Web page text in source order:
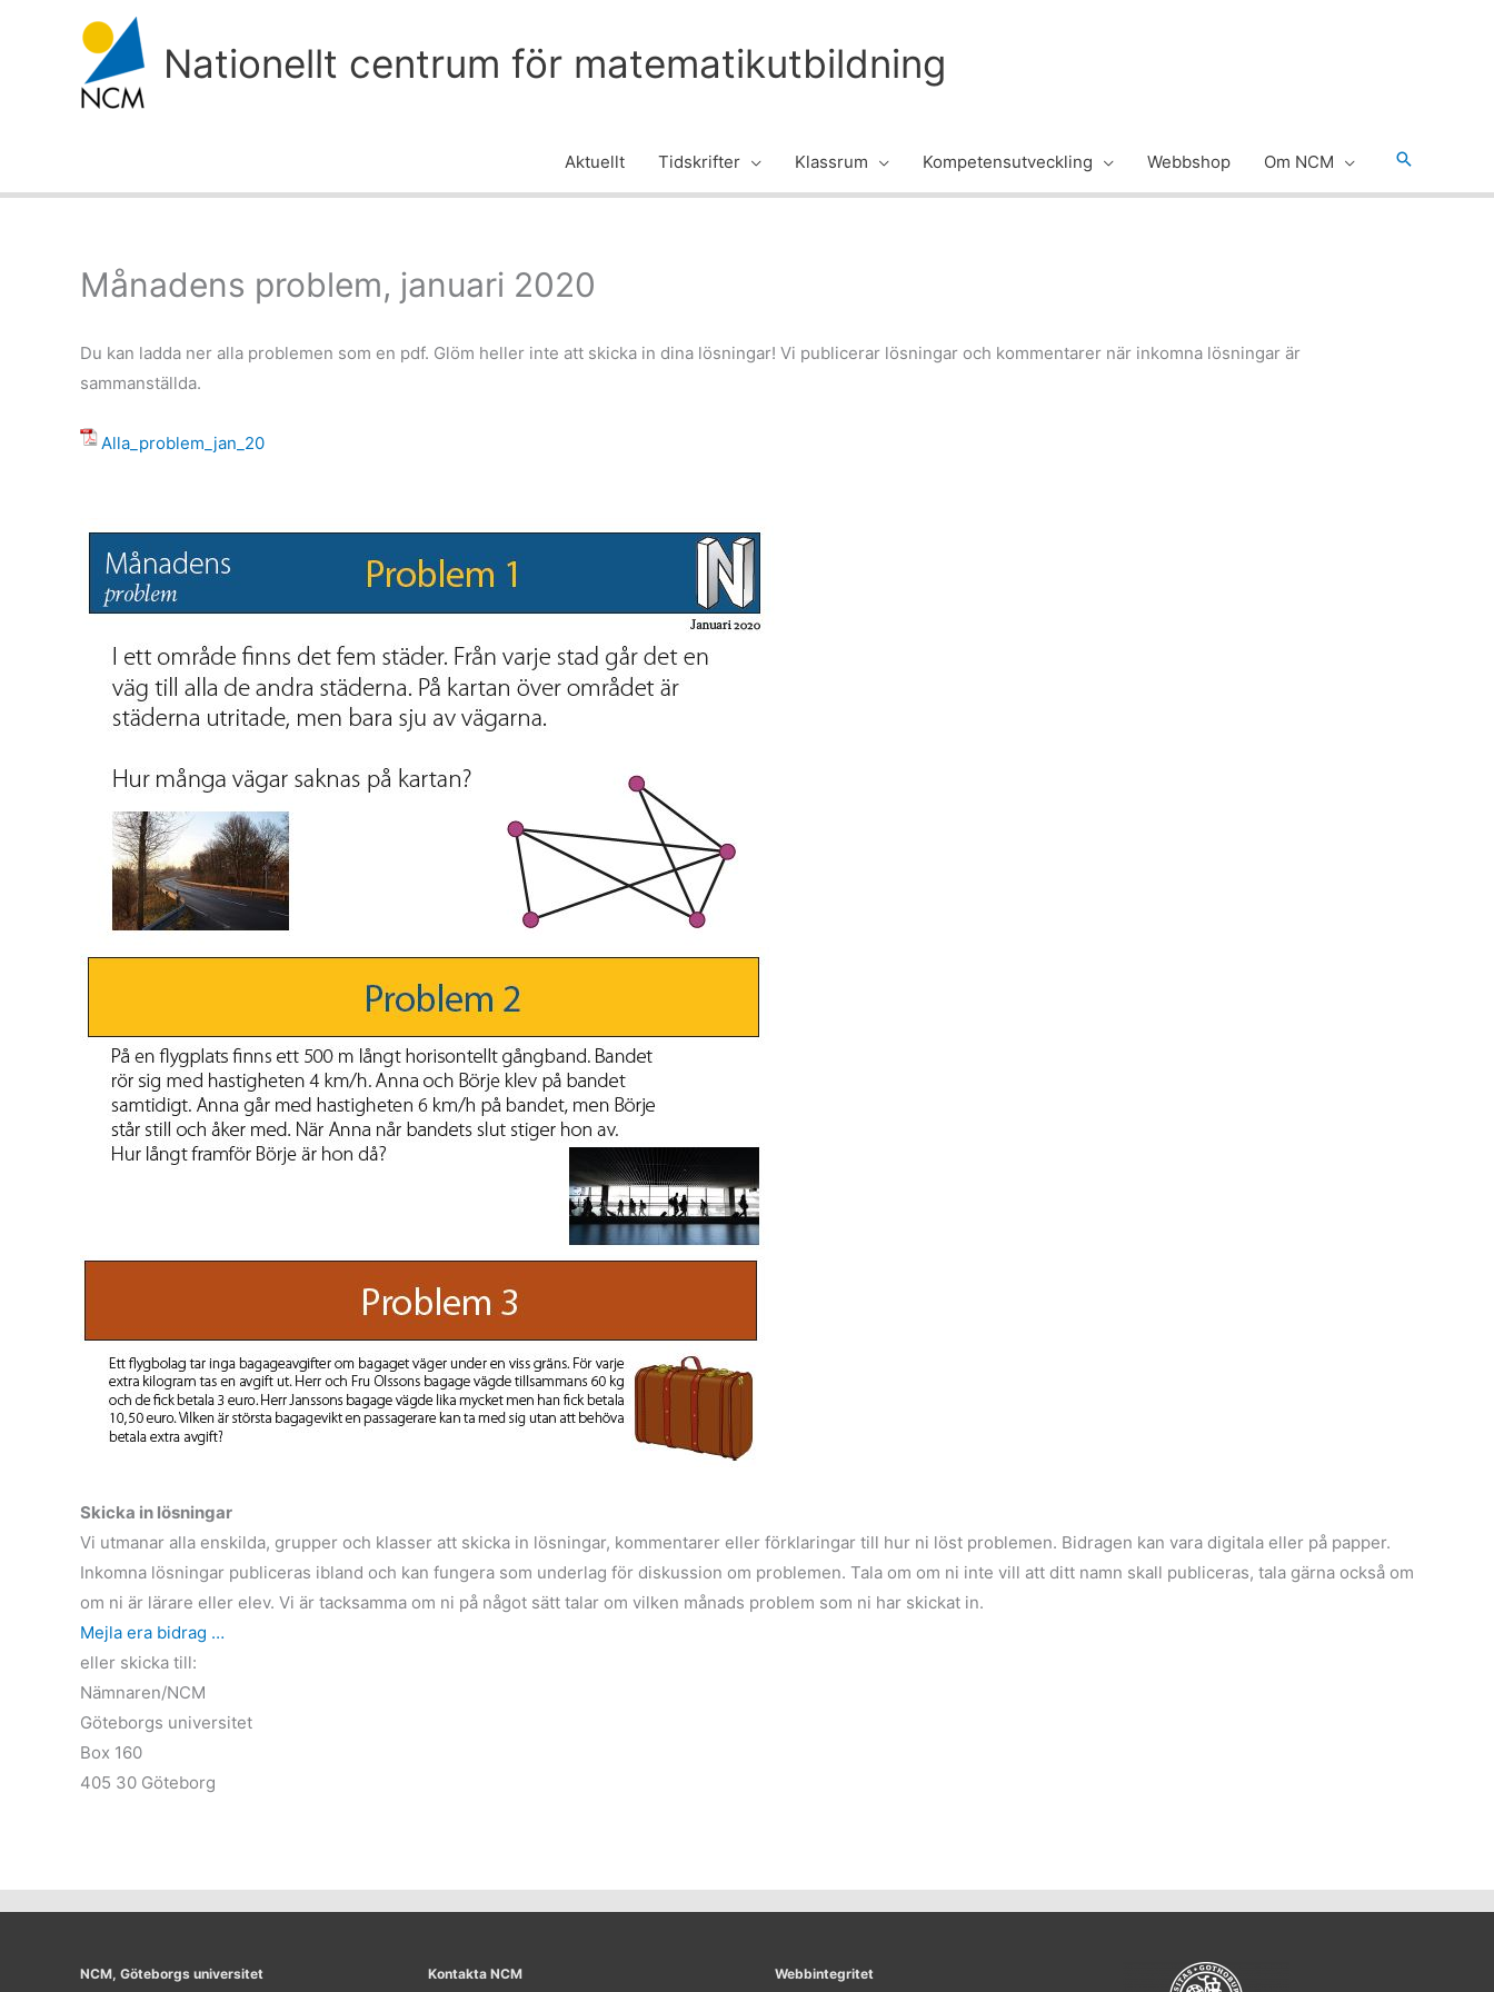
Nationellt centrum för matematikutbildning
Aktuellt Tidskrifter Klassrum Kompetensutveckling Webbshop Om NCM Sök
Månadens problem, januari 2020
Du kan ladda ner alla problemen som en pdf. Glöm heller inte att skicka in dina lösningar! Vi publicerar lösningar och kommentarer när inkomna lösningar är
sammanställda.
Alla_problem_jan_20
Skicka in lösningar
Vi utmanar alla enskilda, grupper och klasser att skicka in lösningar, kommentarer eller förklaringar till hur ni löst problemen. Bidragen kan vara digitala eller på papper.
Inkomna lösningar publiceras ibland och kan fungera som underlag för diskussion om problemen. Tala om om ni inte vill att ditt namn skall publiceras, tala gärna också om
om ni är lärare eller elev. Vi är tacksamma om ni på något sätt talar om vilken månads problem som ni har skickat in.
Mejla era bidrag …
eller skicka till:
Nämnaren/NCM
Göteborgs universitet
Box 160
405 30 Göteborg
NCM, Göteborgs universitet
Kontakta NCM
Webbintegritet